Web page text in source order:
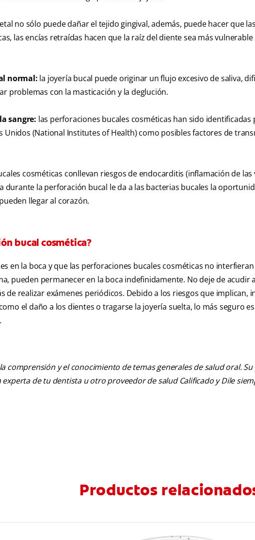
no sólo puede dañar el tejido gingival, además, puede hacer que
las encías retraídas hacen que la raíz del diente sea más vulnerable
normal: la joyería bucal puede originar un flujo excesivo de saliva,
problemas con la masticación y la deglución.
sangre: las perforaciones bucales cosméticas han sido
Unidos (National Institutes of Health) como posibles factores de
cosméticas conllevan riesgos de endocarditis (inflamación de las
durante la perforación bucal le da a las bacterias bucales la
llegar al corazón.
bucal cosmética?
en la boca y que las perforaciones bucales cosméticas no
pueden permanecer en la boca indefinidamente. No deje de acudir
de realizar exámenes periódicos. Debido a los riesgos que implican,
el daño a los dientes o tragarse la joyería suelta, lo más seguro
comprensión y el conocimiento de temas generales de salud oral.
de tu dentista u otro proveedor de salud Calificado y Dile
Productos